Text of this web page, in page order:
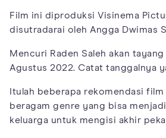
Film ini diproduksi Visinema
disutradarai oleh Angga Dwimas
Mencuri Raden Saleh akan
Agustus 2022. Catat tanggalnya
Itulah beberapa rekomendasi
beragam genre yang bisa
keluarga untuk mengisi akhir